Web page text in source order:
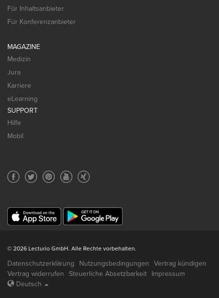
Für Inhaltsanbieter
Für Konferenzanbieter
MAGAZINE
Medizin
Jura
Karriere
eLearning
SUPPORT
Hilfe
Mobil
© 2026 Lecturio GmbH. Alle Rechte vorbehalten.
Datenschutzerklärung Nutzungsbedingungen
Vertrag kündigen
Vertrag widerrufen
Steuerliche Absetzbarkeit
Impressum
Deutsch